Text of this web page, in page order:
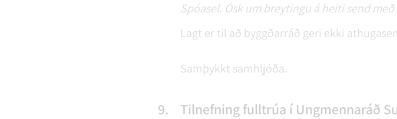
Spóasel. Ósk um breytingu á heiti send
Lagt er til að byggðarráð geri ekki
Samþykkt samhljóða.
9. Tilnefning fulltrúa í Ungmennaráð